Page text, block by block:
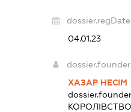
04.01.23
ХАЗАР НЕСІМ